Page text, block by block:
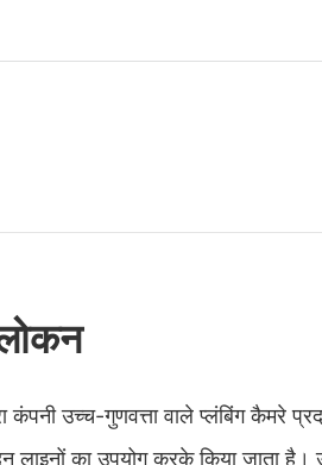
कंपनी उच्च-गुणवत्ता वाले प्लंबिंग कैमरे
लाइनों का उपयोग करके किया जाता